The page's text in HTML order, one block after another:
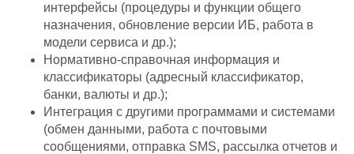
интерфейсы (процедуры и функции общего
назначения, обновление версии ИБ, работа в
модели сервиса и др.);
Нормативно-справочная информация и
классификаторы (адресный классификатор,
банки, валюты и др.);
Интеграция с другими программами и системами
(обмен данными, работа с почтовыми
сообщениями, отправка SMS, рассылка отчетов и